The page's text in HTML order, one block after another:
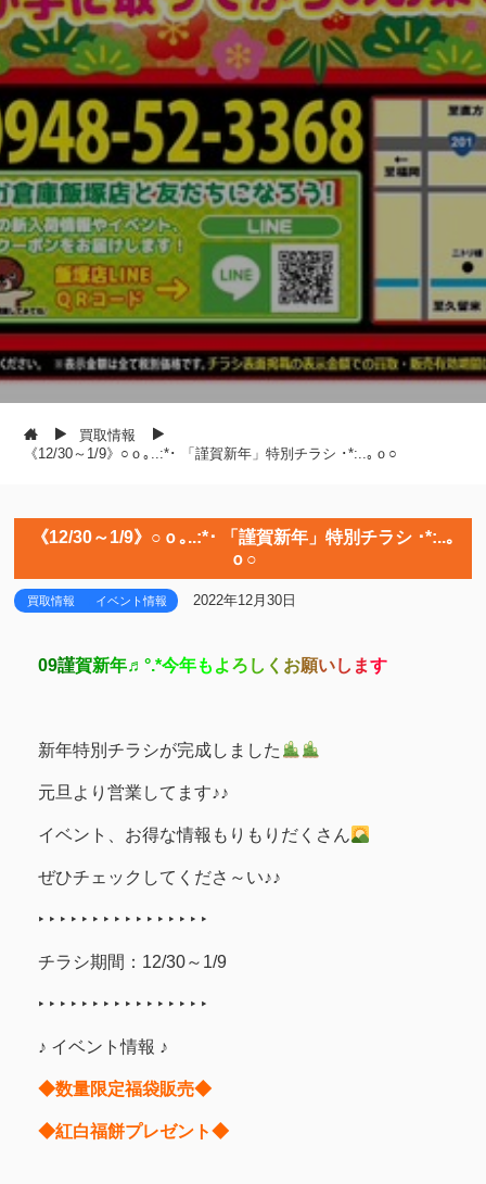
買取情報
《12/30～1/9》○ｏ｡..:*･ 「謹賀新年」特別チラシ ･*:..｡ｏ○
《12/30～1/9》○ｏ｡..:*･ 「謹賀新年」特別チラシ ･*:..｡
ｏ○
買取情報 イベント情報 2022年12月30日
09謹賀新年♬ °.*今年も よ ろ し く お願いし ます
新年特別チラシが完成しました
元旦より営業してます♪♪
イベント、お得な情報もりもりだくさん
ぜひチェックしてくださ～い♪♪
‣ ‣ ‣ ‣ ‣ ‣ ‣ ‣ ‣ ‣ ‣ ‣ ‣ ‣ ‣ ‣
チラシ期間：12/30～1/9
‣ ‣ ‣ ‣ ‣ ‣ ‣ ‣ ‣ ‣ ‣ ‣ ‣ ‣ ‣ ‣
♪ イベント情報 ♪
◆数量限定福袋販売◆
◆紅白福餅プレゼント◆